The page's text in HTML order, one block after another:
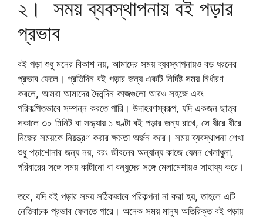
২। সময় ব্যবস্থাপনায় বই পড়ার
প্রভাব
বই পড়া শুধু মনের বিকাশ নয়, আমাদের সময় ব্যবস্থাপনায়ও বড় ধরনের
প্রভাব ফেলে। প্রতিদিন বই পড়ার জন্য একটি নির্দিষ্ট সময় নির্ধারণ
করলে, আমরা আমাদের দৈনন্দিন কাজগুলো আরও সহজে এবং
পরিকল্পিতভাবে সম্পন্ন করতে পারি। উদাহরণস্বরূপ, যদি একজন ছাত্র
সকালে ৩০ মিনিট বা সন্ধ্যায় ১ ঘণ্টা বই পড়ার জন্য রাখে, সে ধীরে ধীরে
নিজের সময়কে নিয়ন্ত্রণ করার ক্ষমতা অর্জন করে। সময় ব্যবস্থাপনা শেখা
শুধু পড়াশোনার জন্য নয়, বরং জীবনের অন্যান্য কাজে যেমন খেলাধুলা,
পরিবারের সঙ্গে সময় কাটানো বা বন্ধুদের সঙ্গে মেলামেশায়ও সাহায্য করে।
তবে, যদি বই পড়ার সময় সঠিকভাবে পরিকল্পনা না করা হয়, তাহলে এটি
নেতিবাচক প্রভাব ফেলতে পারে। অনেক সময় মানুষ অতিরিক্ত বই পড়ায়